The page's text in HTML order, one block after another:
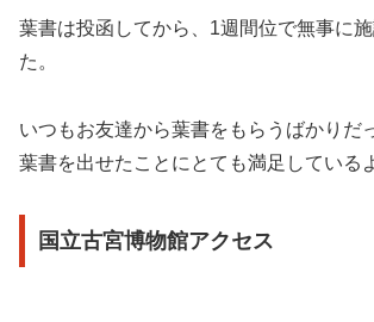
葉書は投函してから、1週間位で無事に
た。
いつもお友達から葉書をもらうばかりだ
葉書を出せたことにとても満足している
国立古宮博物館アクセス